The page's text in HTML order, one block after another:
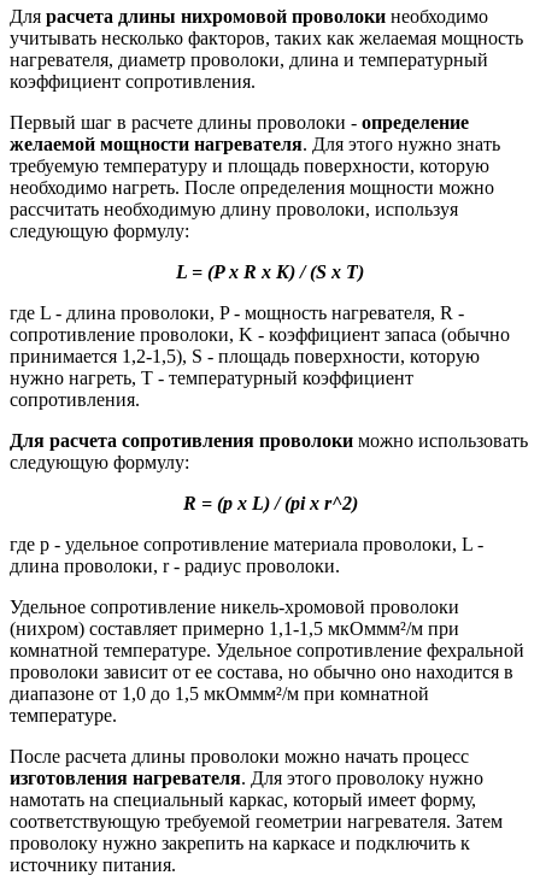
Для расчета длины нихромовой проволоки необходимо
учитывать несколько факторов, таких как желаемая мощность
нагревателя, диаметр проволоки, длина и температурный
коэффициент сопротивления.
Первый шаг в расчете длины проволоки - определение
желаемой мощности нагревателя. Для этого нужно знать
требуемую температуру и площадь поверхности, которую
необходимо нагреть. После определения мощности можно
рассчитать необходимую длину проволоки, используя
следующую формулу:
L = (P x R x K) / (S x T)
где L - длина проволоки, P - мощность нагревателя, R -
сопротивление проволоки, K - коэффициент запаса (обычно
принимается 1,2-1,5), S - площадь поверхности, которую
нужно нагреть, T - температурный коэффициент
сопротивления.
Для расчета сопротивления проволоки можно использовать
следующую формулу:
R = (p x L) / (pi x r^2)
где p - удельное сопротивление материала проволоки, L -
длина проволоки, r - радиус проволоки.
Удельное сопротивление никель-хромовой проволоки
(нихром) составляет примерно 1,1-1,5 мкОммм²/м при
комнатной температуре. Удельное сопротивление фехральной
проволоки зависит от ее состава, но обычно оно находится в
диапазоне от 1,0 до 1,5 мкОммм²/м при комнатной
температуре.
После расчета длины проволоки можно начать процесс
изготовления нагревателя. Для этого проволоку нужно
намотать на специальный каркас, который имеет форму,
соответствующую требуемой геометрии нагревателя. Затем
проволоку нужно закрепить на каркасе и подключить к
источнику питания.